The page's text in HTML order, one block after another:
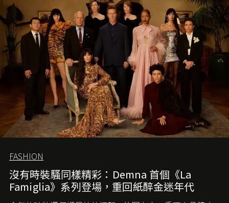
FASHION
沒有時裝騷同樣精彩：Demna 首個《La
Famiglia》系列登場，重回紙醉金迷年代